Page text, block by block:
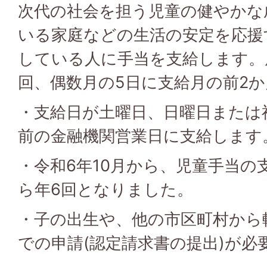
次代の社会を担う児童の健やか
いる家庭などの生活の安定を応
している人に手当を支給します
回、偶数月の5日に支給月の前2
・支給日が土曜日、日曜日また
前の金融機関営業日に支給します
・令和6年10月から、児童手当
ら年6回となりました。
・子の出生や、他の市区町村か
での申請(認定請求書の提出)が必